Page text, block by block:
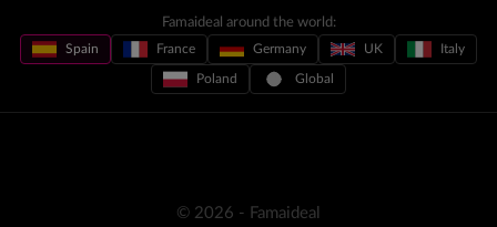
Famaideal around the world:
Spain France Germany UK Italy
Poland Global
© 2026 - Famaideal